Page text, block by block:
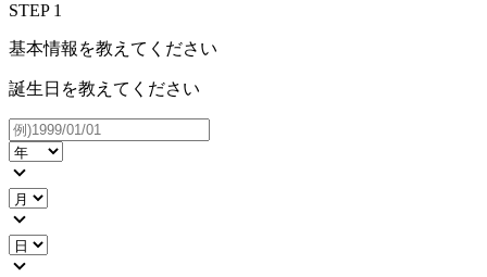
STEP 1
基本情報を教えてください
誕生日を教えてください